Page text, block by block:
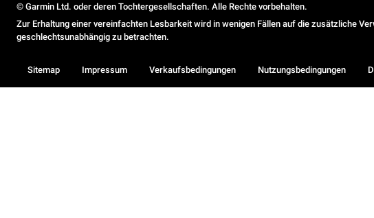
© Garmin Ltd. oder deren Tochtergesellschaften. Alle Rechte vorbehalten.
Zur Erhaltung einer vereinfachten Lesbarkeit wird in wenigen Fällen auf die zusätzliche
geschlechtsunabhängig zu betrachten.
Sitemap Impressum Verkaufsbedingungen Nutzungsbedingungen